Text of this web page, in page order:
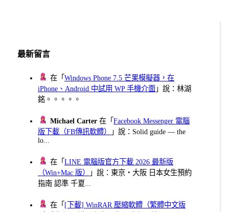
最新留言
在「Windows Phone 7.5 芒果模擬器，在
iPhone、Android 中試用 WP 手機介面 」說：林湖
銘。。。。。
Michael Carter 在「Facebook Messenger 電腦
版下載（FB傳訊軟體）
」說：Solid guide — the
lo...
在「LINE 電腦版官方下載 2026 最新版
（Win+Mac 版）
」說：東京・大阪 日本女生預約
指南 認準 千夏...
在「 [下載] WinRAR 壓縮軟體（繁體中文版